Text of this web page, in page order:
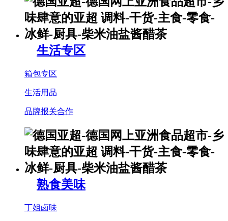
生活专区
箱包专区
生活用品
品牌报关合作
熟食美味
丁姐卤味